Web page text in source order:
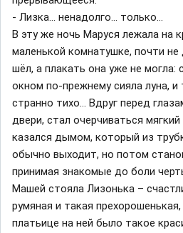
- Лизка… ненадолго… только…
В эту же ночь Маруся лежала на
маленькой комнатушке, почти не
шёл, а плакать она уже не могла:
окном по-прежнему сияла луна,
странно тихо… Вдруг перед
двери, стал очерчиваться
казался дымом, который из
обычно выходит, но потом
принимая знакомые до боли
Машей стояла Лизонька –
румяная и такая
платьице на ней было такое